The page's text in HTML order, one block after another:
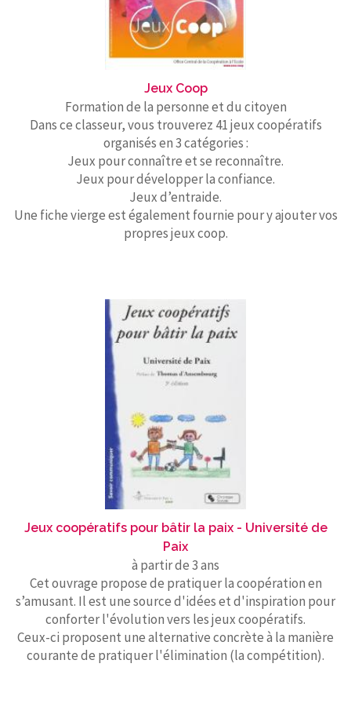
Jeux Coop
Formation de la personne et du citoyen
Dans ce classeur, vous trouverez 41 jeux coopératifs
organisés en 3 catégories :
Jeux pour connaître et se reconnaître.
Jeux pour développer la confiance.
Jeux d’entraide.
Une fiche vierge est également fournie pour y ajouter vos
propres jeux coop.
Jeux coopératifs pour bâtir la paix - Université de
Paix
à partir de 3 ans
Cet ouvrage propose de pratiquer la coopération en
s’amusant. Il est une source d'idées et d'inspiration pour
conforter l'évolution vers les jeux coopératifs.
Ceux-ci proposent une alternative concrète à la manière
courante de pratiquer l'élimination (la compétition).